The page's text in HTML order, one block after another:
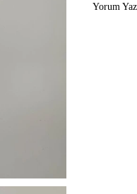
Yorum Yaz